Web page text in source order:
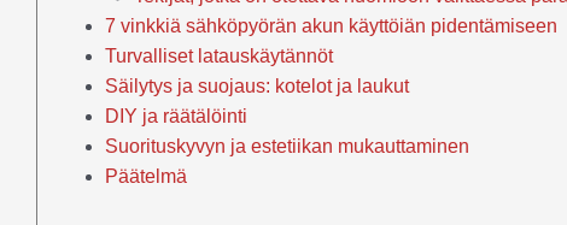
7 vinkkiä sähköpyörän akun käyttöiän pidentämiseen
Turvalliset latauskäytännöt
Säilytys ja suojaus: kotelot ja laukut
DIY ja räätälöinti
Suorituskyvyn ja estetiikan mukauttaminen
Päätelmä